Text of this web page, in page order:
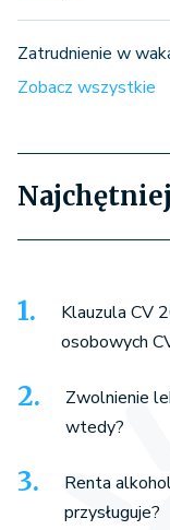
Zatrudnienie w
Zobacz wszystkie
Klauzula CV
osobowych
Zwolnienie
wtedy?
Renta
przysługuje?